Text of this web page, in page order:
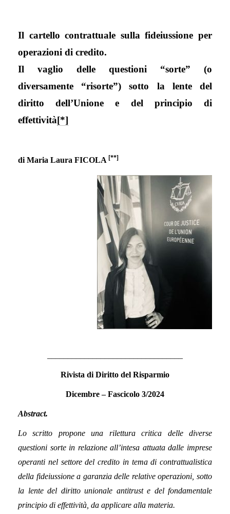
Il cartello contrattuale sulla fideiussione per
operazioni di credito.
Il vaglio delle questioni “sorte” (o
diversamente “risorte”) sotto la lente del
diritto dell’Unione e del principio di
effettività[*]
di Maria Laura FICOLA [**]
Rivista di Diritto del Risparmio
Dicembre –Fascicolo 3/2024
Abstract.
Lo scritto propone una rilettura critica delle diverse
questioni sorte in relazione all’intesa attuata dalle imprese
operanti nel settore del credito in tema di contrattualistica
della fideiussione a garanzia delle relative operazioni, sotto
la lente del diritto unionale antitrust e del fondamentale
principio di effettività, da applicare alla materia.